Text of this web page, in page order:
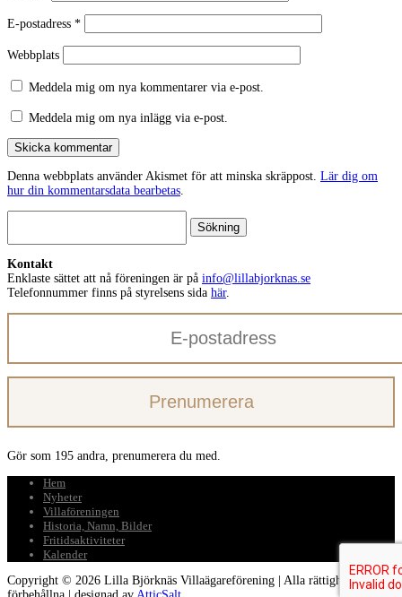
E-postadress *
Webbplats
Meddela mig om nya kommentarer via e-post.
Meddela mig om nya inlägg via e-post.
Skicka kommentar
Denna webbplats använder Akismet för att minska skräppost. Lär dig om
hur din kommentarsdata bearbetas
Kontakt
Enklaste sättet att nå föreningen är på info@lillabjorknas.se
Telefonnummer finns på styrelsens sida här.
E-
Prenumerera
Gör som 195 andra, prenumerera du med.
Hem
Nyheter
Villaföreningen
Historia, Namn, Bilder
Fritidsaktiviteter
Kalender
Copyright © 2026 Lilla Björknäs Villaägareförening | Alla rättigheter